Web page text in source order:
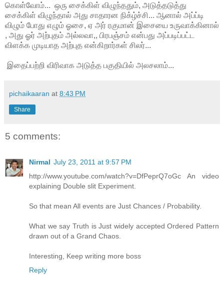
கொள்வோம்... ஒரு சைக்கிள் விழுந்ததும், அடுத்தடுத்து
சைக்கிள் விழுந்தால் அது சாதாரன நிக்ழ்ச்சி... ஆனால் அப்ப்டி
விழும் போது எழும் ஓசை, ஏ அர் ரகுமான் இசையை உருவாக்கினால்
, அது ஓர் அற்புதம் அல்லவா,, பிரபஞ்சம் என்பது அப்படிப்பட்ட
விளக்க முடியாத அற்புத என்கிறார்கள் சிலர்...
இதைப்பற்றி விரிவாக அடுத்த பகுதியில் அலசலாம்...
pichaikaaran at 8:43 PM
Share
5 comments:
Nirmal July 23, 2011 at 9:57 PM
http://www.youtube.com/watch?v=DfPeprQ7oGc An video
explaining Double slit Experiment.
So that mean All events are Just Chances / Probability.
What we say Truth is Just widely accepted Ordered Pattern
drawn out of a Grand Chaos.
Interesting, Keep writing more boss
Reply